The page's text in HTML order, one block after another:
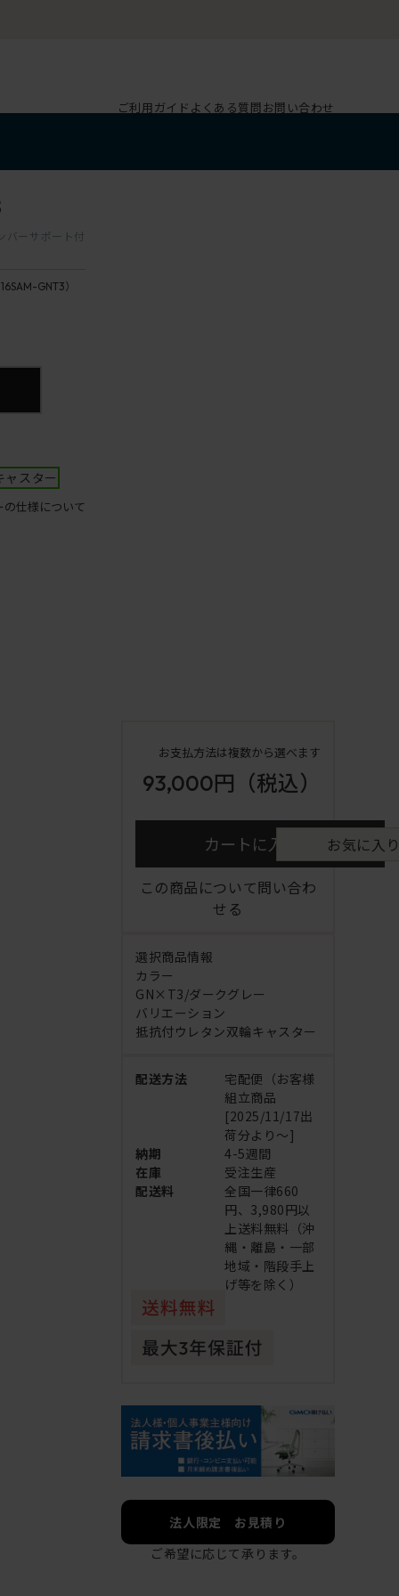
ご利用ガイド よくある質問お問い合わせ
バーサポート付
GNT3）
ャスター
の仕様について
お支払方法は複数から選べます
93,000円 （税込）
カートに入れる お気に入
この商品について問い合わ
せる
選択商品情報
カラー
GN×T3/ダークグレー
バリエーション
抵抗付ウレタン双輪キャスター
配送方法
宅配便（お客様
組立商品
[2025/11/17出
荷分より～]
納期
4-5週間
在庫
受注生産
配送料
全国一律660
円、3,980円以
上送料無料（沖
縄・離島・一部
地域・階段手上
げ等を除く）
法人限定 お見積り
ご希望に応じて承ります。